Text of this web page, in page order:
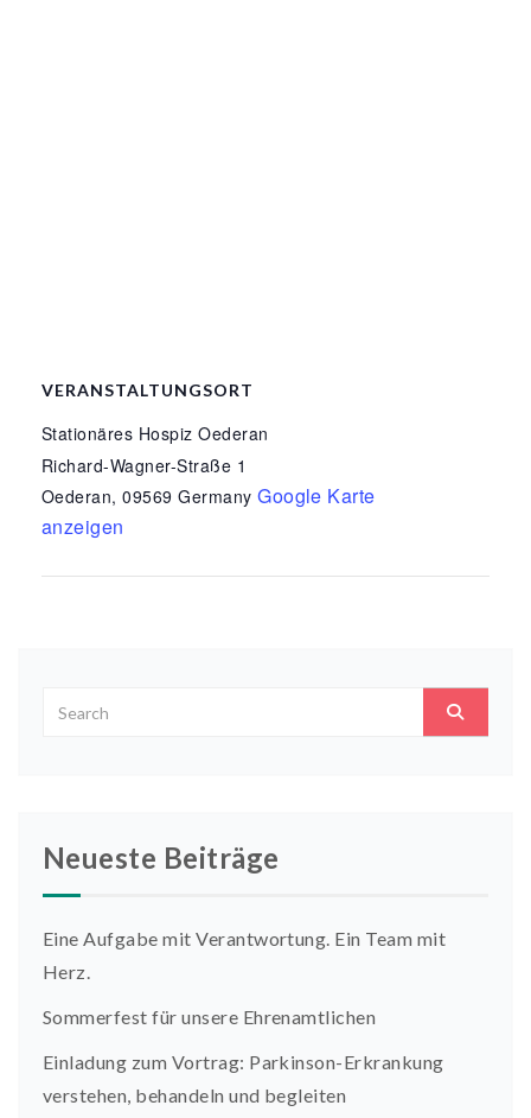
VERANSTALTUNGSORT
Stationäres Hospiz Oederan
Richard-Wagner-Straße 1
Oederan, 09569 Germany Google Karte
anzeigen
Neueste Beiträge
Eine Aufgabe mit Verantwortung. Ein Team mit
Herz.
Sommerfest für unsere Ehrenamtlichen
Einladung zum Vortrag: Parkinson-Erkrankung
verstehen, behandeln und begleiten